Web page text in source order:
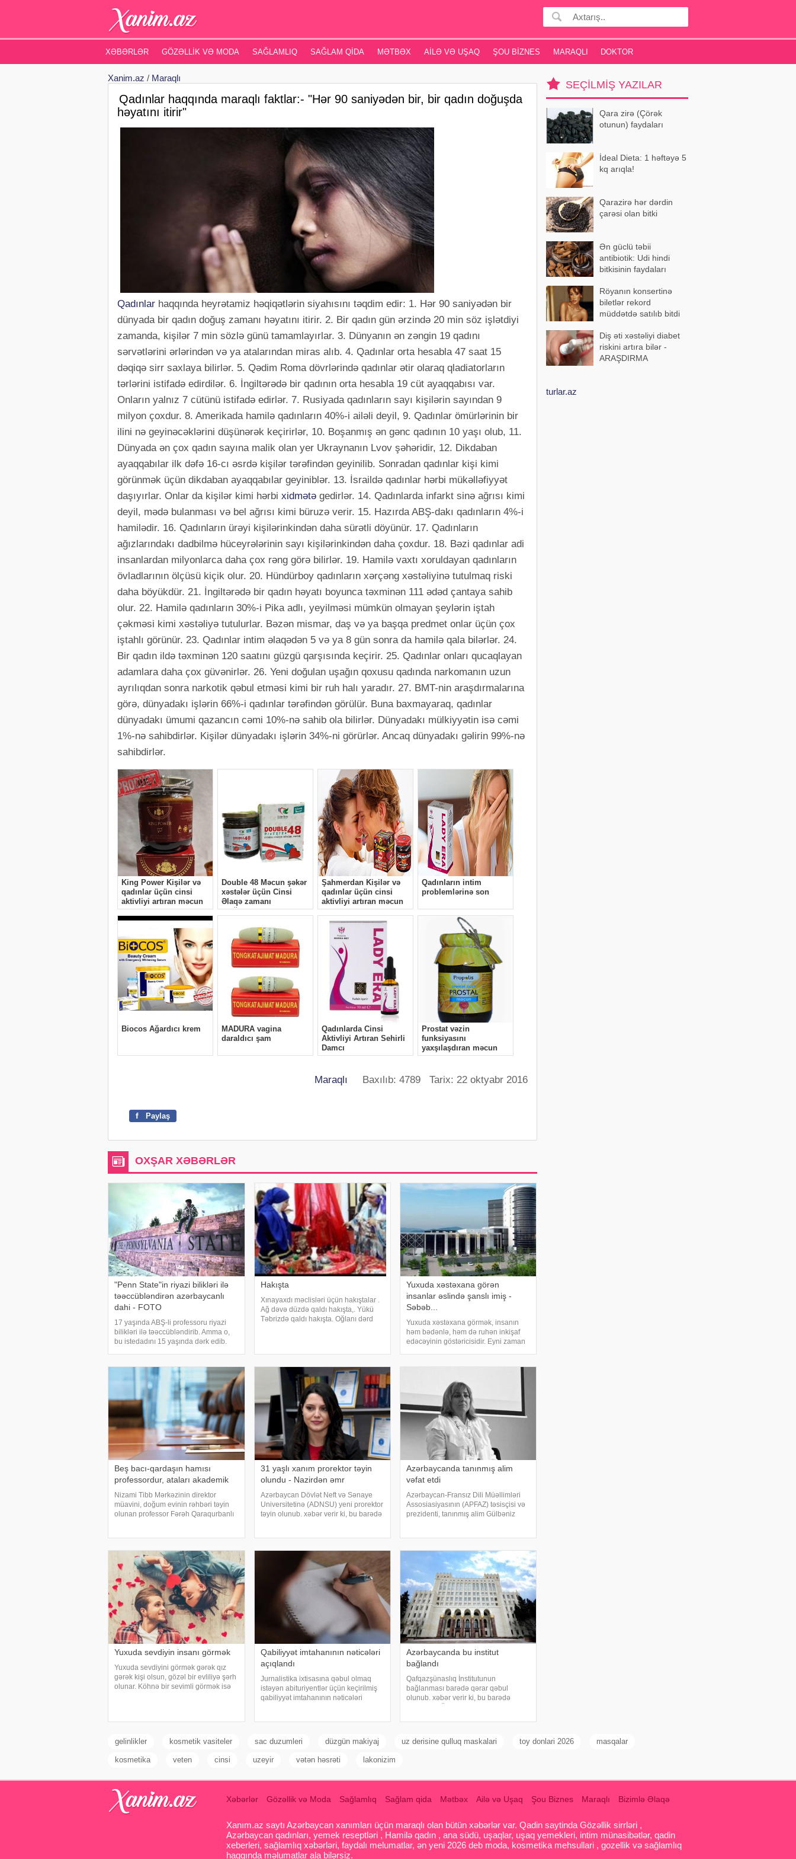
XƏBƏRLƏR GÖZƏLLIK VƏ MODA SAĞLAMLIQ SAĞLAM QIDA MƏTBƏX AILƏ VƏ UŞAQ ŞOU BIZNES MARAQLI DOKTOR
Xanim.az / Maraqlı
Qadınlar haqqında maraqlı faktlar:- "Hər 90 saniyədən bir, bir qadın doğuşda
həyatını itirir"
Qadınlar haqqında heyrətamiz həqiqətlərin siyahısını təqdim edir: 1. Hər 90 saniyədən bir
dünyada bir qadın doğuş zamanı həyatını itirir. 2. Bir qadın gün ərzində 20 min söz işlətdiyi
zamanda, kişilər 7 min sözlə günü tamamlayırlar. 3. Dünyanın ən zəngin 19 qadını
sərvətlərini ərlərindən və ya atalarından miras alıb. 4. Qadınlar orta hesabla 47 saat 15
dəqiqə sirr saxlaya bilirlər. 5. Qədim Roma dövrlərində qadınlar ətir olaraq qladiatorların
tərlərini istifadə edirdilər. 6. İngiltərədə bir qadının orta hesabla 19 cüt ayaqqabısı var.
Onların yalnız 7 cütünü istifadə edirlər. 7. Rusiyada qadınların sayı kişilərin sayından 9
milyon çoxdur. 8. Amerikada hamilə qadınların 40%-i ailəli deyil, 9. Qadınlar ömürlərinin bir
ilini nə geyinəcəklərini düşünərək keçirirlər, 10. Boşanmış ən gənc qadının 10 yaşı olub, 11.
Dünyada ən çox qadın sayına malik olan yer Ukraynanın Lvov şəhəridir, 12. Dikdaban
ayaqqabılar ilk dəfə 16-cı əsrdə kişilər tərəfindən geyinilib. Sonradan qadınlar kişi kimi
görünmək üçün dikdaban ayaqqabılar geyiniblər. 13. İsraildə qadınlar hərbi mükəlləfiyyət
daşıyırlar. Onlar da kişilər kimi hərbi xidmətə gedirlər. 14. Qadınlarda infarkt sinə ağrısı kimi
deyil, mədə bulanması və bel ağrısı kimi büruzə verir. 15. Hazırda ABŞ-dakı qadınların 4%-i
hamilədir. 16. Qadınların ürəyi kişilərinkindən daha sürətli döyünür. 17. Qadınların
ağızlarındakı dadbilmə hüceyrələrinin sayı kişilərinkindən daha çoxdur. 18. Bəzi qadınlar adi
insanlardan milyonlarca daha çox rəng görə bilirlər. 19. Hamilə vaxtı xoruldayan qadınların
övladlarının ölçüsü kiçik olur. 20. Hündürboy qadınların xərçəng xəstəliyinə tutulmaq riski
daha böyükdür. 21. İngiltərədə bir qadın həyatı boyunca təxminən 111 ədəd çantaya sahib
olur. 22. Hamilə qadınların 30%-i Pika adlı, yeyilməsi mümkün olmayan şeylərin iştah
çəkməsi kimi xəstəliyə tutulurlar. Bəzən mismar, daş və ya başqa predmet onlar üçün çox
iştahlı görünür. 23. Qadınlar intim əlaqədən 5 və ya 8 gün sonra da hamilə qala bilərlər. 24.
Bir qadın ildə təxminən 120 saatını güzgü qarşısında keçirir. 25. Qadınlar onları qucaqlayan
adamlara daha çox güvənirlər. 26. Yeni doğulan uşağın qoxusu qadında narkomanın uzun
ayrılıqdan sonra narkotik qəbul etməsi kimi bir ruh halı yaradır. 27. BMT-nin araşdırmalarına
görə, dünyadakı işlərin 66%-i qadınlar tərəfindən görülür. Buna baxmayaraq, qadınlar
dünyadakı ümumi qazancın cəmi 10%-nə sahib ola bilirlər. Dünyadakı mülkiyyətin isə cəmi
1%-nə sahibdirlər. Kişilər dünyadakı işlərin 34%-ni görürlər. Ancaq dünyadakı gəlirin 99%-nə
sahibdirlər.
Maraqlı Baxılıb: 4789 Tarix: 22 oktyabr 2016
f Paylaş
OXŞAR XƏBƏRLƏR
"Penn State"in riyazi bilikləri ilə
təəccübləndirən azərbaycanlı
dahi - FOTO
17 yaşında ABŞ-li professoru riyazi
bilikləri ilə təəccübləndirib. Amma o,
bu istedadını 15 yaşında dərk edib.
fərqində olmayıb. Ta ki, onu müəllimi
kəşf edi
Hakışta
Xınayaxdı məclisləri üçün hakıştalar .
Ağ dəvə düzdə qaldı hakışta,. Yükü
Təbrizdə qaldı hakışta. Oğlanı dərd
Yuxuda xəstəxana görən
insanlar əslində şanslı imiş -
Səbəb...
Yuxuda xəstəxana görmək, insanın
həm bədənlə, həm də ruhən inkişaf
edəcəyinin göstəricisidir. Eyni zaman
dəyişdirməyinizi
Beş bacı-qardaşın hamısı
professordur, ataları akademik
Nizami Tibb Mərkəzinin direktor
müavini, doğum evinin rəhbəri təyin
olunan professor Fərəh Qaraqurbanlı
31 yaşlı xanım prorektor təyin
olundu - Nazirdən əmr
Azərbaycan Dövlət Neft və Sənaye
Universitetinə (ADNSU) yeni prorektor
təyin olunub. xəbər verir ki, bu barədə
əlaqələ
Azərbaycanda tanınmış alim
vəfat etdi
Azərbaycan-Fransız Dili Müəllimləri
Assosiasiyasının (APFAZ) təsisçisi və
prezidenti, tanınmış alim Gülbəniz
yaşında ürəktutmada
Yuxuda sevdiyin insanı görmək
Yuxuda sevdiyini görmək gərək qız
gərək kişi olsun, gözəl bir evliliyə şərh
olunar. Köhnə bir sevimli görmək isə
Qabiliyyət imtahanının nəticələri
açıqlandı
Jurnalistika ixtisasına qəbul olmaq
istəyən abituriyentlər üçün keçirilmiş
qabiliyyət imtahanının nəticələri
Azərbaycanda bu institut
bağlandı
Qafqazşünaslıq İnstitutunun
bağlanması barədə qərar qəbul
olunub. xəbər verir ki, bu barədə
SEÇILMIŞ YAZILAR
Qara zirə (Çörək
otunun) faydaları
İdeal Dieta: 1 həftəyə 5
kq arıqla!
Qarazirə hər dərdin
çarəsi olan bitki
Ən güclü təbii
antibiotik: Udi hindi
bitkisinin faydaları
Röyanın konsertinə
biletlər rekord
müddətdə satılıb bitdi
Diş əti xəstəliyi diabet
riskini artıra bilər -
ARAŞDIRMA
turlar.az
gelinlikler kosmetik vasiteler sac duzumleri düzgün makiyaj uz derisine qulluq maskalari toy donlari 2026 masqalar
kosmetika veten cinsi uzeyir vətən həsrəti lakonizim
Xəbərlər Gözəllik və Moda Sağlamlıq Sağlam qida Mətbəx Ailə və Uşaq Şou Biznes Maraqlı Bizimlə Əlaqə
Xanım.az saytı Azərbaycan xanımları üçün maraqlı olan bütün xəbərlər var. Qadin saytinda Gözəllik sirrləri ,
Azərbaycan qadınları, yemek reseptləri , Hamilə qadın , ana südü, uşaqlar, uşaq yemekleri, intim münasibətlər, qadin
xeberleri, sağlamlıq xəbərləri, faydalı melumatlar, ən yeni 2026 deb moda, kosmetika mehsullari , gozellik və sağlamlıq
haqqında məlumatlar ala bilərsiz.